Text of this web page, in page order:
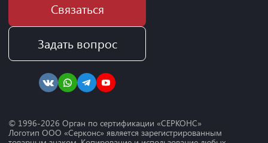
Связаться
Задать вопрос
© 1996-2026 Орган по сертификации «СЕРКОНС»
Логотип ООО «Серконс» является зарегистрированным